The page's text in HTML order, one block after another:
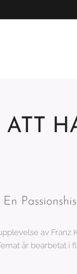
ATT
av Franz
är bearbetat i